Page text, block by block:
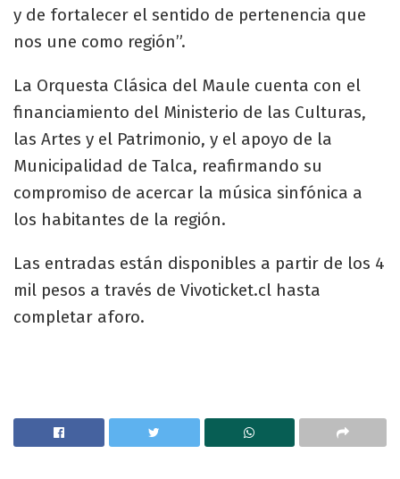
y de fortalecer el sentido de pertenencia que
nos une como región”.
La Orquesta Clásica del Maule cuenta con el
financiamiento del Ministerio de las Culturas,
las Artes y el Patrimonio, y el apoyo de la
Municipalidad de Talca, reafirmando su
compromiso de acercar la música sinfónica a
los habitantes de la región.
Las entradas están disponibles a partir de los 4
mil pesos a través de Vivoticket.cl hasta
completar aforo.